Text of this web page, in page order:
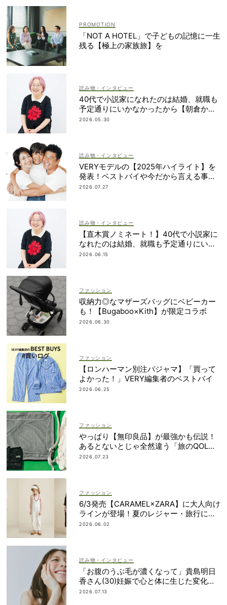
「NOT A HOTEL」で子どもの記憶に一生
残る【極上の家族旅】を
読み物・インタビュー
40代で小説家になれたのは結婚、就職も
予定通りにいかなかったから【朝倉かす
みさん】
2026.05.30
読み物・インタビュー
VERYモデルの【2025年ハイライト】を
発表！ベストバイや今だから言える事件
簿も大公開
2026.07.27
読み物・インタビュー
【直木賞ノミネート！】40代で小説家に
なれたのは結婚、就職も予定通りにいか
なかったから｜朝倉かすみさん
2026.06.15
ファッション
収納力◎なマザーズバッグにベビーカー
も！【Bugaboo×Kith】が限定コラボ
2026.06.30
ファッション
【ロンハーマン別注パジャマ】「買って
よかった！」VERY編集者のベストバイ
2026.06.25
ファッション
やっぱり【無印良品】が最強かも伝説！
あるとないとじゃ全然違う「旅のQOL爆
上げアイテム」
2026.07.23
ファッション
6/3発売【CARAMEL×ZARA】に大人向け
ラインが登場！夏のレジャー・旅行にも
おすすめ
2026.06.02
読み物・インタビュー
「お腹のうぶ毛が濃くなって」貴島明日
香さん(30)妊娠で心と体に生じた変化も
「愛しいです」
2026.07.13